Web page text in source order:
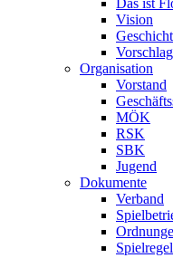
Das ist
Vision
Organisation
Vorstand
MÖK
RSK
SBK
Jugend
Dokumente
Verband